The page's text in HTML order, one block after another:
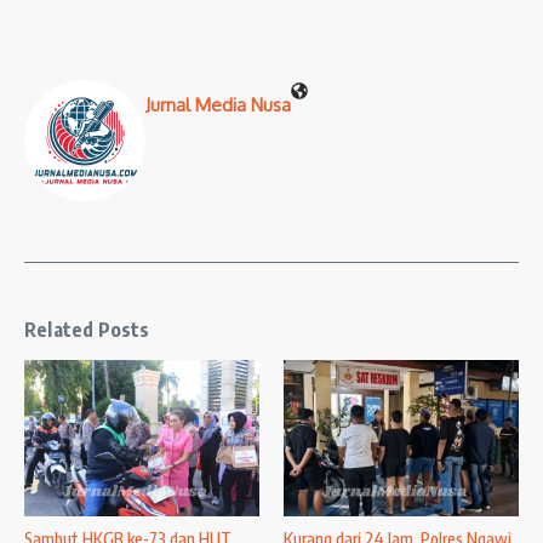
Jurnal Media Nusa
Related Posts